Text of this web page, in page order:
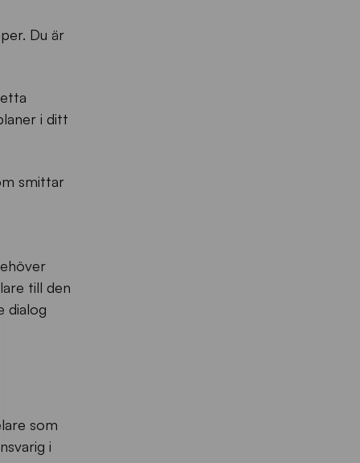
Du är
i ditt
smittar
till den
dialog
som
i